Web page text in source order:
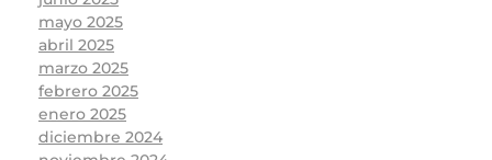
mayo 2025
abril 2025
marzo 2025
febrero 2025
enero 2025
diciembre 2024